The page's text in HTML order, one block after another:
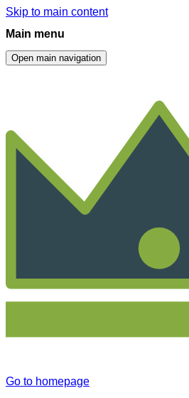
Skip to main content
Main menu
Open main navigation
Go to homepage